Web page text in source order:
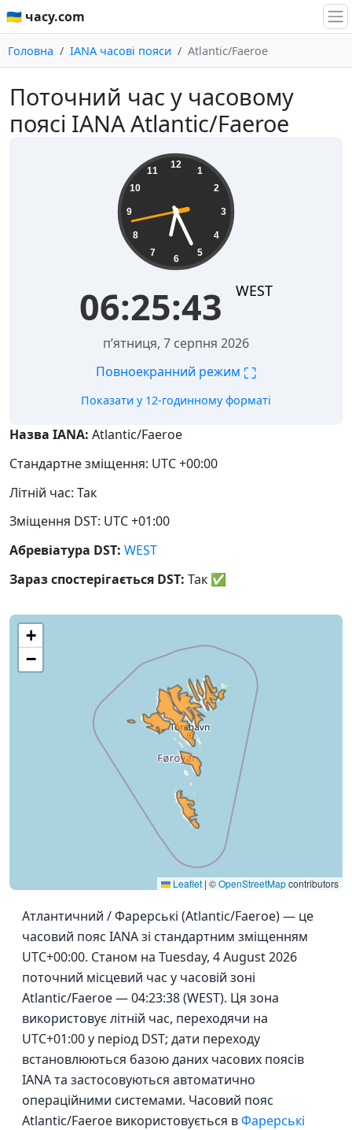
🇺🇦 часу.com
Головна IANA часові пояси Atlantic/Faeroe
Поточний час у часовому
поясі IANA Atlantic/Faeroe
12
1
2
3
4
5
6
7
8
9
10
11
06:25:43 WEST
пʼятниця, 7 серпня 2026
Повноекранний режим ⛶
Показати у 12-годинному форматі
Назва IANA: Atlantic/Faeroe
Стандартне зміщення: UTC +00:00
Літній час: Так
Зміщення DST: UTC +01:00
Абревіатура DST: WEST
Зараз спостерігається DST: Так ✅
+
−
Leaflet | ©OpenStreetMapcontributors
Атлантичний / Фарерські (Atlantic/Faeroe) — це
часовий пояс IANA зі стандартним зміщенням
UTC+00:00. Станом на Tuesday, 4 August 2026
поточний місцевий час у часовій зоні
Atlantic/Faeroe — 04:23:38 (WEST). Ця зона
використовує літній час, переходячи на
UTC+01:00 у період DST; дати переходу
встановлюються базою даних часових поясів
IANA та застосовуються автоматично
операційними системами. Часовий пояс
Atlantic/Faeroe використовується вФарерські